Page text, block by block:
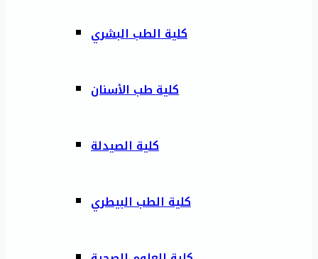
كلية الطب البشري
كلية طب الأسنان
كلية الصيدلة
كلية الطب البيطري